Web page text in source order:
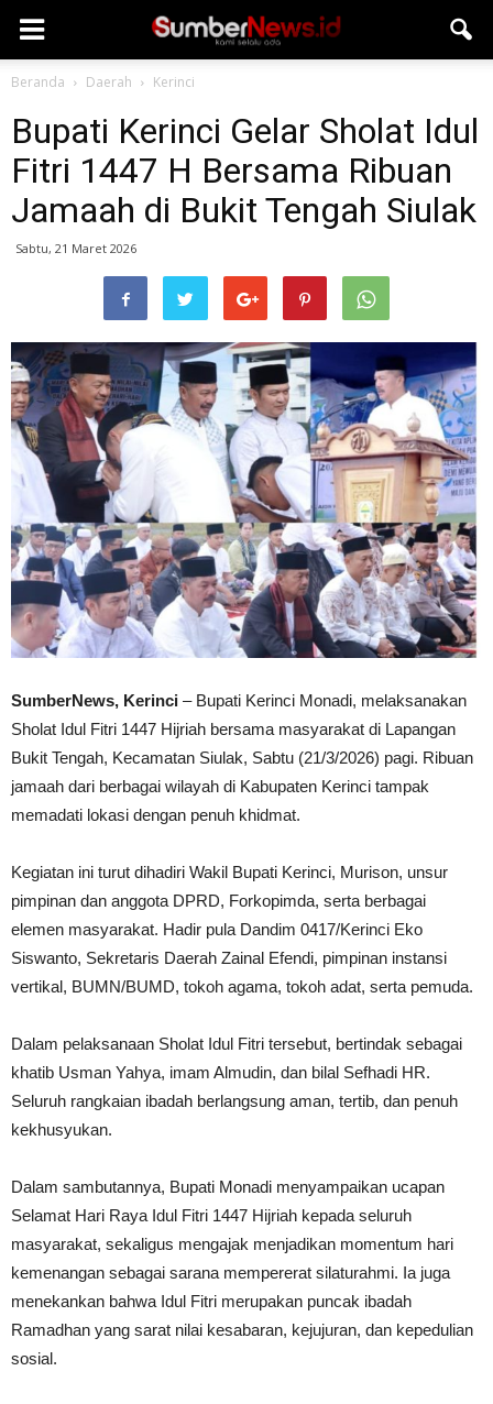
Beranda Daerah Kerinci
Bupati Kerinci Gelar Sholat Idul
Fitri 1447 H Bersama Ribuan
Jamaah di Bukit Tengah Siulak
Sabtu, 21 Maret 2026
SumberNews, Kerinci – Bupati Kerinci Monadi, melaksanakan
Sholat Idul Fitri 1447 Hijriah bersama masyarakat di Lapangan
Bukit Tengah, Kecamatan Siulak, Sabtu (21/3/2026) pagi. Ribuan
jamaah dari berbagai wilayah di Kabupaten Kerinci tampak
memadati lokasi dengan penuh khidmat.
Kegiatan ini turut dihadiri Wakil Bupati Kerinci, Murison, unsur
pimpinan dan anggota DPRD, Forkopimda, serta berbagai
elemen masyarakat. Hadir pula Dandim 0417/Kerinci Eko
Siswanto, Sekretaris Daerah Zainal Efendi, pimpinan instansi
vertikal, BUMN/BUMD, tokoh agama, tokoh adat, serta pemuda.
Dalam pelaksanaan Sholat Idul Fitri tersebut, bertindak sebagai
khatib Usman Yahya, imam Almudin, dan bilal Sefhadi HR.
Seluruh rangkaian ibadah berlangsung aman, tertib, dan penuh
kekhusyukan.
Dalam sambutannya, Bupati Monadi menyampaikan ucapan
Selamat Hari Raya Idul Fitri 1447 Hijriah kepada seluruh
masyarakat, sekaligus mengajak menjadikan momentum hari
kemenangan sebagai sarana mempererat silaturahmi. Ia juga
menekankan bahwa Idul Fitri merupakan puncak ibadah
Ramadhan yang sarat nilai kesabaran, kejujuran, dan kepedulian
sosial.